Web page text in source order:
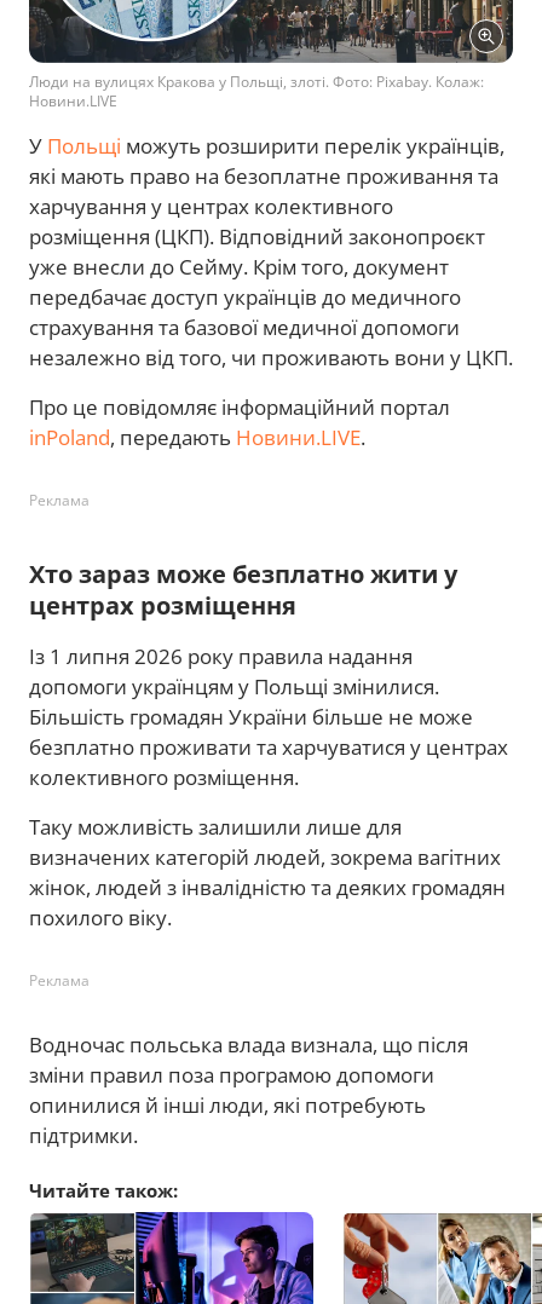
Люди на вулицях Кракова у Польщі, злоті. Фото: Pixabay. Колаж:
Новини.LIVE
У Польщі можуть розширити перелік українців,
які мають право на безоплатне проживання та
харчування у центрах колективного
розміщення (ЦКП). Відповідний законопроєкт
уже внесли до Сейму. Крім того, документ
передбачає доступ українців до медичного
страхування та базової медичної допомоги
незалежно від того, чи проживають вони у ЦКП.
Про це повідомляє інформаційний портал
inPoland, передають Новини.LIVE.
Реклама
Хто зараз може безплатно жити у
центрах розміщення
Із 1 липня 2026 року правила надання
допомоги українцям у Польщі змінилися.
Більшість громадян України більше не може
безплатно проживати та харчуватися у центрах
колективного розміщення.
Таку можливість залишили лише для
визначених категорій людей, зокрема вагітних
жінок, людей з інвалідністю та деяких громадян
похилого віку.
Реклама
Водночас польська влада визнала, що після
зміни правил поза програмою допомоги
опинилися й інші люди, які потребують
підтримки.
Читайте також: